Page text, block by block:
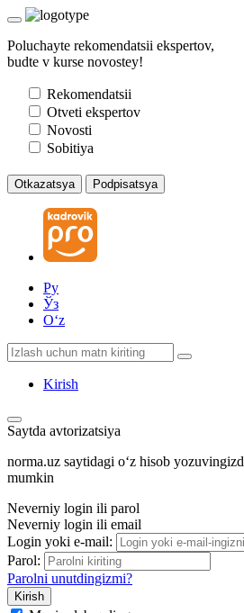
Poluchayte rekomendatsii ekspertov,
budte v kurse novostey!
Rekomendatsii
Otveti ekspertov
Novosti
Sobitiya
Otkazatsya Podpisatsya
Ру
Ўз
Oʻz
Kirish
Saytda avtorizatsiya
norma.uz saytidagi oʻz hisob
mumkin
Neverniy login ili parol
Neverniy login ili email
Login yoki e-mail:
Parol:
Parolni unutdingizmi?